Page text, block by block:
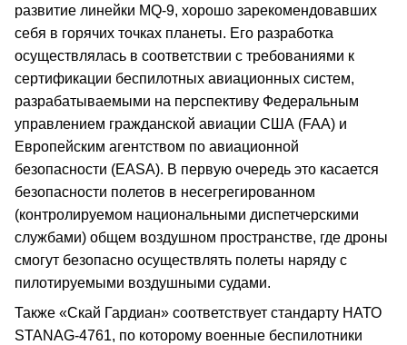
развитие линейки MQ-9, хорошо зарекомендовавших
себя в горячих точках планеты. Его разработка
осуществлялась в соответствии с требованиями к
сертификации беспилотных авиационных систем,
разрабатываемыми на перспективу Федеральным
управлением гражданской авиации США (FAA) и
Европейским агентством по авиационной
безопасности (EASA). В первую очередь это касается
безопасности полетов в несегрегированном
(контролируемом национальными диспетчерскими
службами) общем воздушном пространстве, где дроны
смогут безопасно осуществлять полеты наряду с
пилотируемыми воздушными судами.
Также «Скай Гардиан» соответствует стандарту НАТО
STANAG-4761, по которому военные беспилотники